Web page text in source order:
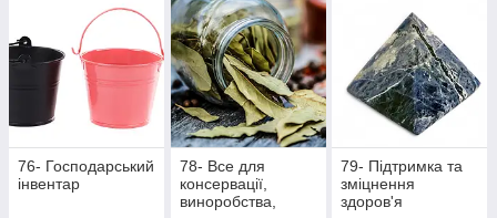
76- Господарський
інвентар
78- Все для
консервації,
виноробства,
79- Підтримка та
зміцнення
здоров'я